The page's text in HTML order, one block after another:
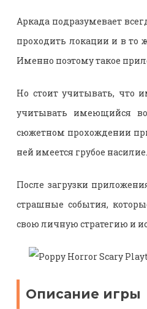
Аркада подразумевает
проходить локации и в то
Именно поэтому такое
Но стоит учитывать, что
учитывать имеющийся
сюжетном прохождении
ней имеется грубое
После загрузки
страшные события,
свою личную стратегию и
Описание игры